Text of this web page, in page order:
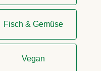
Fisch & Gemüse
Vegan